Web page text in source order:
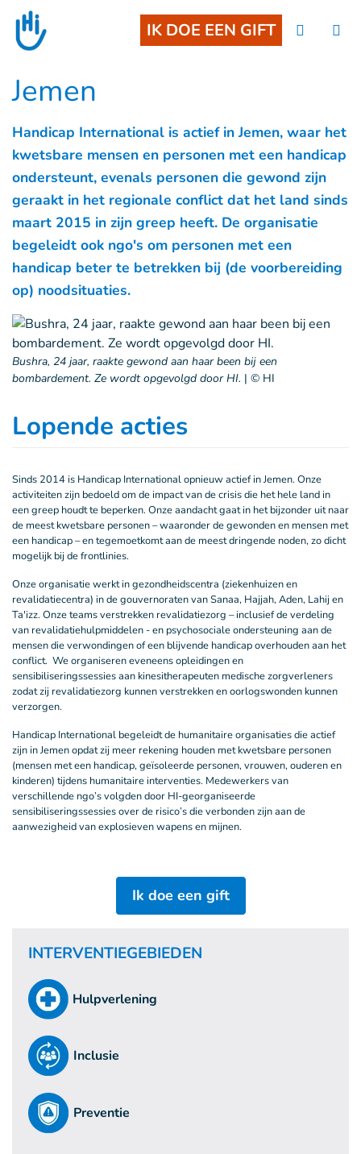
Goto main content
IK DOE EEN GIFT
Jemen
Handicap International is actief in Jemen, waar het
kwetsbare mensen en personen met een handicap
ondersteunt, evenals personen die gewond zijn
geraakt in het regionale conflict dat het land sinds
maart 2015 in zijn greep heeft. De organisatie
begeleidt ook ngo's om personen met een
handicap beter te betrekken bij (de voorbereiding
op) noodsituaties.
Bushra, 24 jaar, raakte gewond aan haar been bij een
bombardement. Ze wordt opgevolgd door HI. | © HI
Lopende acties
Sinds 2014 is Handicap International opnieuw actief in Jemen. Onze
activiteiten zijn bedoeld om de impact van de crisis die het hele land in
een greep houdt te beperken. Onze aandacht gaat in het bijzonder uit naar
de meest kwetsbare personen – waaronder de gewonden en mensen met
een handicap – en tegemoetkomt aan de meest dringende noden, zo dicht
mogelijk bij de frontlinies.
Onze organisatie werkt in gezondheidscentra (ziekenhuizen en
revalidatiecentra) in de gouvernoraten van Sanaa, Hajjah, Aden, Lahij en
Ta'izz. Onze teams verstrekken revalidatiezorg – inclusief de verdeling
van revalidatiehulpmiddelen - en psychosociale ondersteuning aan de
mensen die verwondingen of een blijvende handicap overhouden aan het
conflict. We organiseren eveneens opleidingen en
sensibiliseringssessies aan kinesitherapeuten medische zorgverleners
zodat zij revalidatiezorg kunnen verstrekken en oorlogswonden kunnen
verzorgen.
Handicap International begeleidt de humanitaire organisaties die actief
zijn in Jemen opdat zij meer rekening houden met kwetsbare personen
(mensen met een handicap, geïsoleerde personen, vrouwen, ouderen en
kinderen) tijdens humanitaire interventies. Medewerkers van
verschillende ngo’s volgden door HI-georganiseerde
sensibiliseringssessies over de risico’s die verbonden zijn aan de
aanwezigheid van explosieven wapens en mijnen.
Ik doe een gift
INTERVENTIEGEBIEDEN
Hulpverlening
Inclusie
Preventie